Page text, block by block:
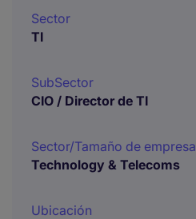
Sector
TI
SubSector
CIO / Director de TI
Sector/Tamaño de empresa
Technology & Telecoms
Ubicación